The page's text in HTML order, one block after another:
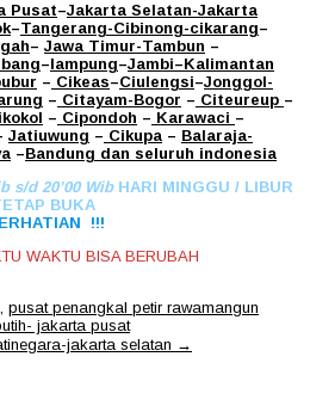
Pusat–Jakarta Selatan-Jakarta
–Tangerang-Cibinong-cikarang–
– Jawa Timur-Tambun –
–lampung–Jambi–Kalimantan
– Cikeas–Ciulengsi–Jonggol-
– Citayam-Bogor – Citeureup –
– Cipondoh – Karawaci –
Jatiuwung – Cikupa – Balaraja-
–Bandung dan seluruh indonesia
s/d 20’00 WibHARI MINGGU / LIBUR
BUKA
!!!
WAKTU BISA BERUBAH
, pusat penangkal petir rawamangun
jakarta pusat
jakarta selatan →